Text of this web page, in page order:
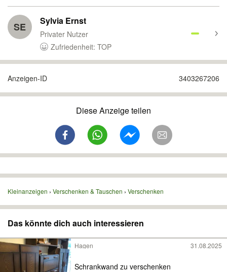
SE Sylvia Ernst
Privater Nutzer
Zufriedenheit: TOP
Anzeigen-ID 3403267206
Diese Anzeige teilen
Kleinanzeigen Verschenken & Tauschen Verschenken
Das könnte dich auch interessieren
Hagen 31.08.2025
Schrankwand zu verschenken